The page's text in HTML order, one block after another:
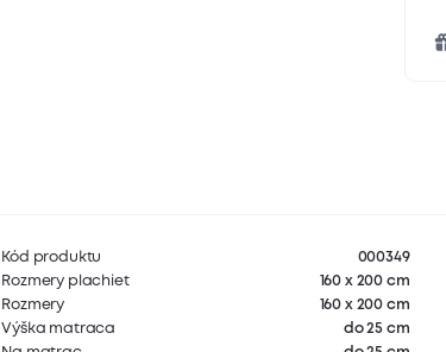
Kód produktu
000349
Rozmery plachiet
160 x 200 cm
Rozmery
160 x 200 cm
Výška matraca
do 25 cm